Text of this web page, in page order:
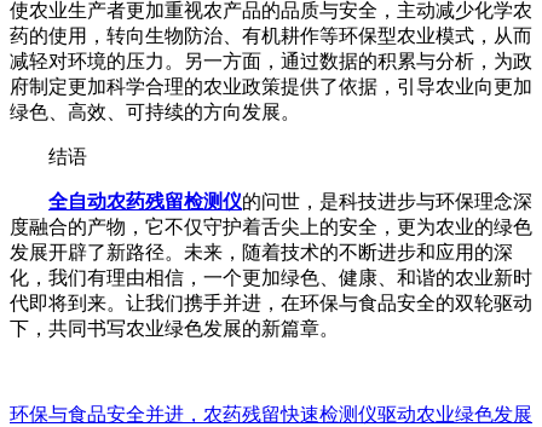
使农业生产者更加重视农产品的品质与安全，主动减少化学农
药的使用，转向生物防治、有机耕作等环保型农业模式，从而
减轻对环境的压力。另一方面，通过数据的积累与分析，为政
府制定更加科学合理的农业政策提供了依据，引导农业向更加
绿色、高效、可持续的方向发展。
结语
全自动农药残留检测仪的问世，是科技进步与环保理念深
度融合的产物，它不仅守护着舌尖上的安全，更为农业的绿色
发展开辟了新路径。未来，随着技术的不断进步和应用的深
化，我们有理由相信，一个更加绿色、健康、和谐的农业新时
代即将到来。让我们携手并进，在环保与食品安全的双轮驱动
下，共同书写农业绿色发展的新篇章。
环保与食品安全并进，农药残留快速检测仪驱动农业绿色发展